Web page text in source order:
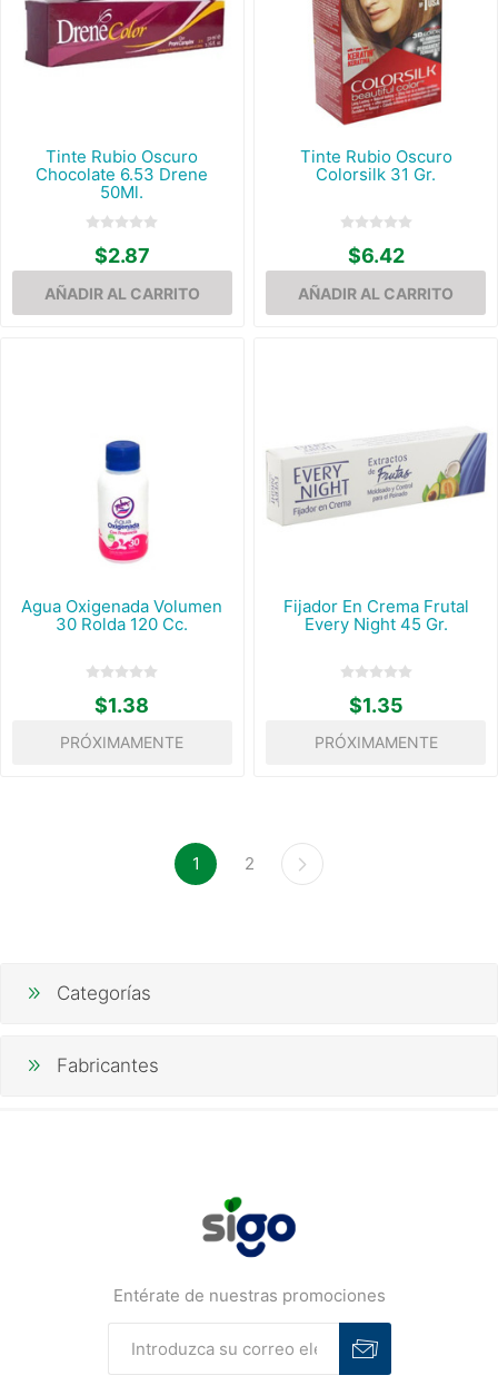
Tinte Rubio Oscuro
Chocolate 6.53 Drene
50Ml.
$2.87
Tinte Rubio Oscuro
Colorsilk 31 Gr.
$6.42
Agua Oxigenada Volumen
30 Rolda 120 Cc.
$1.38
PRÓXIMAMENTE
Fijador En Crema Frutal
Every Night 45 Gr.
$1.35
PRÓXIMAMENTE
1 2
Categorías
Fabricantes
Entérate de nuestras promociones